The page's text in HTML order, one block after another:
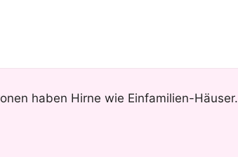
haben Hirne wie Einfamilien-Häuser.